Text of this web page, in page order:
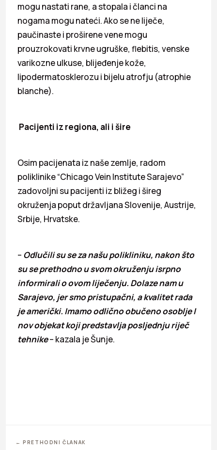
mogu nastati rane, a stopala i članci na
nogama mogu nateći. Ako se ne liječe,
paučinaste i proširene vene mogu
prouzrokovati krvne ugruške, ﬂebitis, venske
varikozne ulkuse, blijeđenje kože,
lipodermatosklerozu i bijelu atrofju (atrophie
blanche).
Pacijenti iz regiona, ali i šire
Osim pacijenata iz naše zemlje, radom
poliklinike “Chicago Vein Institute Sarajevo”
zadovoljni su pacijenti iz bližeg i šireg
okruženja poput državljana Slovenije, Austrije,
Srbije, Hrvatske.
– Odlučili su se za našu polikliniku, nakon što
su se prethodno u svom okruženju isrpno
informirali o ovom liječenju. Dolaze nam u
Sarajevo, jer smo pristupačni, a kvalitet rada
je američki. Imamo odlično obučeno osoblje I
nov objekat koji predstavlja posljednju riječ
tehnike– kazala je Šunje.
← PRETHODNI ČLANAK